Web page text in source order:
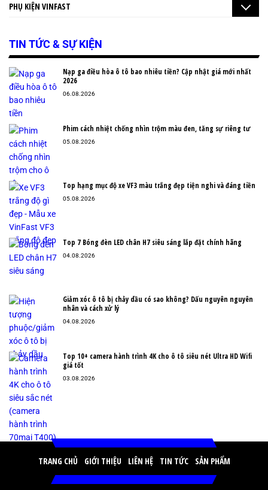
PHỤ KIỆN VINFAST
TIN TỨC & SỰ KIỆN
Nạp ga điều hòa ô tô bao nhiêu tiền? Cập nhật giá mới nhất
2026
06.08.2026
Phim cách nhiệt chống nhìn trộm màu đen, tăng sự riêng tư
05.08.2026
Top hạng mục độ xe VF3 màu trắng đẹp tiện nghi và đáng tiền
05.08.2026
Top 7 Bóng đèn LED chân H7 siêu sáng lắp đặt chính hãng
04.08.2026
Giảm xóc ô tô bị chảy dầu có sao không? Dấu nguyên nguyên
nhân và cách xử lý
04.08.2026
Top 10+ camera hành trình 4K cho ô tô siêu nét Ultra HD Wifi
giá tốt
03.08.2026
TRANG CHỦ GIỚI THIỆU LIÊN HỆ TIN TỨC SẢN PHẨM